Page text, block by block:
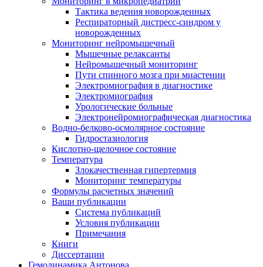
Тактика ведения новорожденных
Респираторный дистресс-синдром у
новорожденных
Мониторинг нейромышечный
Мышечные релаксанты
Нейромышечный мониторинг
Пути спинного мозга при миастении
Электромиография в диагностике
Электромиография
Урологические больные
Электронейромиографическая диагностика
Водно-белково-осмолярное состояние
Гидростазиология
Кислотно-щелочное состояние
Температура
Злокачественная гипертермия
Мониторинг температуры
Формулы расчетных значений
Ваши публикации
Система публикаций
Условия публикации
Примечания
Книги
Диссертации
Гемодинамика Антонова